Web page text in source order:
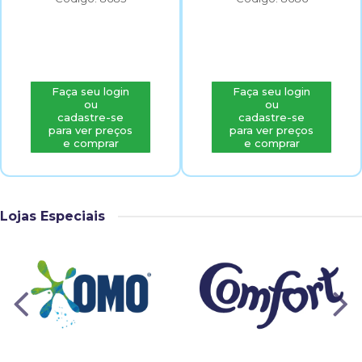
Faça seu login
ou
cadastre-se
para ver preços
e comprar
Faça seu login
ou
cadastre-se
para ver preços
e comprar
Lojas Especiais